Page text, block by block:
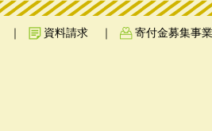
資料請求 寄付金募集事業